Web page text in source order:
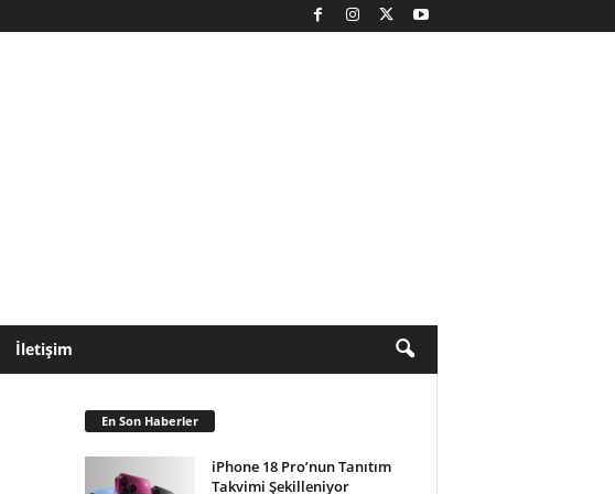
İletişim
En Son Haberler
iPhone 18 Pro’nun Tanıtım
Takvimi Şekilleniyor